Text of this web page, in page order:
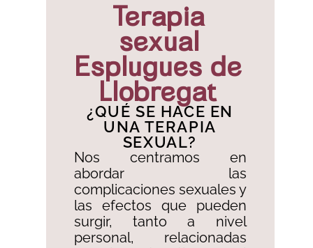
Terapia
sexual
Esplugues de
Llobregat
¿QUÉ SE HACE EN
UNA TERAPIA
SEXUAL?
Nos centramos en
abordar las
complicaciones sexuales y
las efectos que pueden
surgir, tanto a nivel
personal, relacionadas